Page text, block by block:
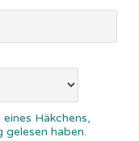
Häkchens,
gelesen haben.